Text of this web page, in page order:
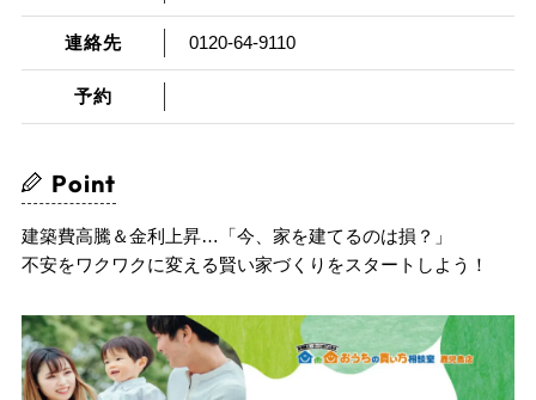
連絡先 0120-64-9110
予約
Point
建築費高騰＆金利上昇…「今、家を建てるのは損？」
不安をワクワクに変える賢い家づくりをスタートしよう！